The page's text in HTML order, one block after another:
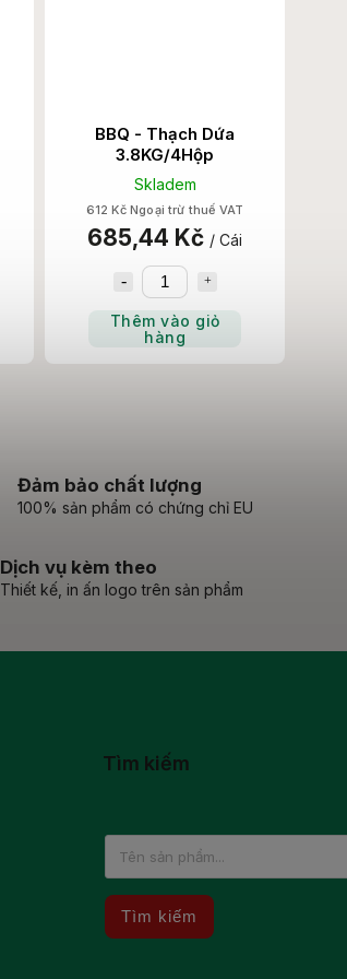
BBQ - Thạch Dứa
3.8KG/4Hộp
Skladem
612 Kč Ngoại trừ thuế VAT
685,44 Kč / Cái
Thêm vào giỏ
hàng
Đảm bảo chất lượng
100% sản phẩm có chứng chỉ EU
Dịch vụ kèm theo
Thiết kế, in ấn logo trên sản phẩm
Tìm kiếm
Tìm kiếm